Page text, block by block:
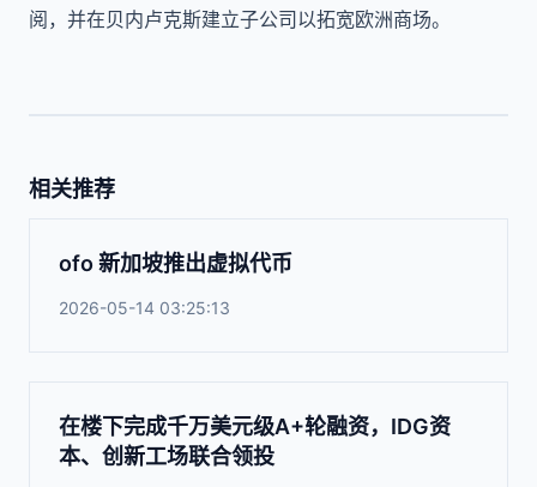
阅，并在贝内卢克斯建立子公司以拓宽欧洲商场。
相关推荐
ofo 新加坡推出虚拟代币
2026-05-14 03:25:13
在楼下完成千万美元级A+轮融资，IDG资
本、创新工场联合领投